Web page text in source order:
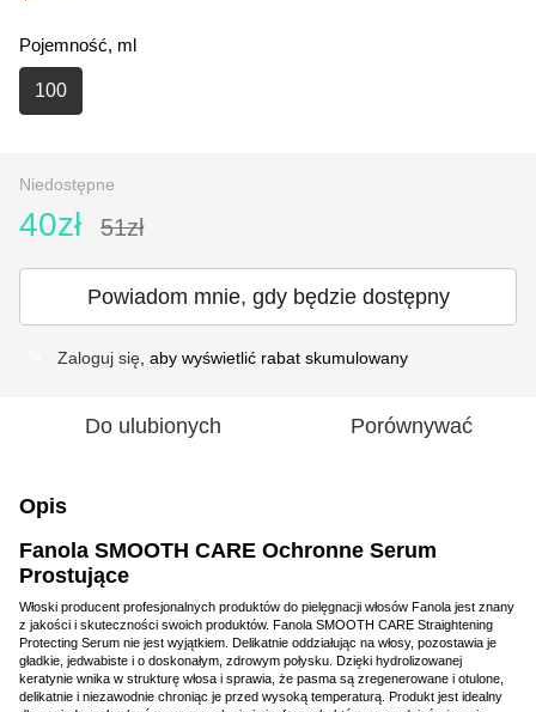
Pojemność, ml
100
Niedostępne
40zł 51zł
Powiadom mnie, gdy będzie dostępny
Zaloguj się , aby wyświetlić rabat skumulowany
Do ulubionych Porównywać
Opis
Fanola SMOOTH CARE Ochronne Serum
Prostujące
Włoski producent profesjonalnych produktów do pielęgnacji włosów Fanola jest znany
z jakości i skuteczności swoich produktów. Fanola SMOOTH CARE Straightening
Protecting Serum nie jest wyjątkiem. Delikatnie oddziałując na włosy, pozostawia je
gładkie, jedwabiste i o doskonałym, zdrowym połysku. Dzięki hydrolizowanej
keratynie wnika w strukturę włosa i sprawia, że pasma są zregenerowane i otulone,
delikatnie i niezawodnie chroniąc je przed wysoką temperaturą. Produkt jest idealny